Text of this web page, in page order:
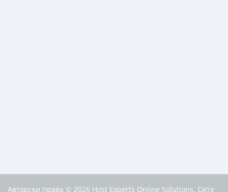
Авторски права © 2026 Host Experts Online Solutions. Сите